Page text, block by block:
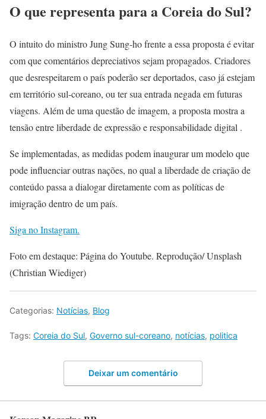
O que representa para a Coreia do Sul?
O intuito do ministro Jung Sung-ho frente a essa proposta é evitar
com que comentários depreciativos sejam propagados. Criadores
que desrespeitarem o país poderão ser deportados, caso já estejam
em território sul-coreano, ou ter sua entrada negada em futuras
viagens. Além de uma questão de imagem, a proposta mostra a
tensão entre liberdade de expressão e responsabilidade digital .
Se implementadas, as medidas podem inaugurar um modelo que
pode influenciar outras nações, no qual a liberdade de criação de
conteúdo passa a dialogar diretamente com as políticas de
imigração dentro de um país.
Siga no Instagram.
Foto em destaque: Página do Youtube. Reprodução/ Unsplash
(Christian Wiediger)
Categorias: Notícias, Blog
Tags: Coreia do Sul, Governo sul-coreano, notícias, politica
Deixar um comentário